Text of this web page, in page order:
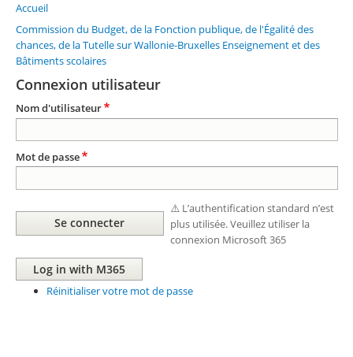
Fil
d'Ariane
Accueil
Commission du Budget, de la Fonction publique, de l'Égalité des
chances, de la Tutelle sur Wallonie-Bruxelles Enseignement et des
Bâtiments scolaires
Connexion utilisateur
Nom d'utilisateur
Mot de passe
⚠️ L’authentification standard n’est
plus utilisée. Veuillez utiliser la
connexion Microsoft 365
Réinitialiser votre mot de passe